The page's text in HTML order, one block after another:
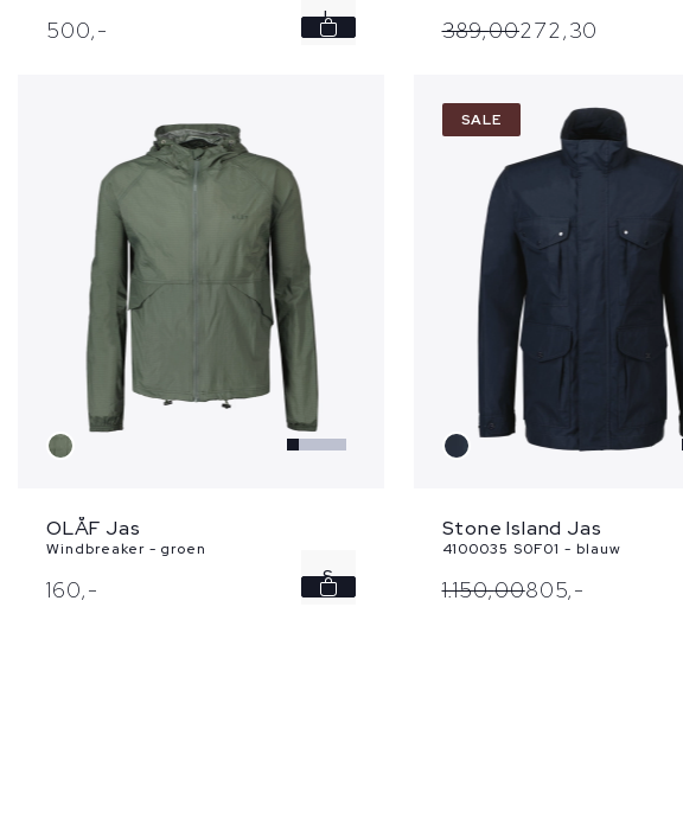
500,- L 389,00272,30
OLÅF Jas
Windbreaker - groen
160,- S
SALE
Stone Island Jas
4100035 S0F01 - blauw
1.150,00805,-